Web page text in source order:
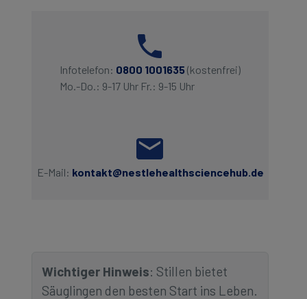
Infotelefon: 0800 1001635(kostenfrei)
Mo.-Do.: 9-17 Uhr Fr.: 9-15 Uhr
E-Mail: kontakt@nestlehealthsciencehub.de
Wichtiger Hinweis: Stillen bietet
Säuglingen den besten Start ins Leben.